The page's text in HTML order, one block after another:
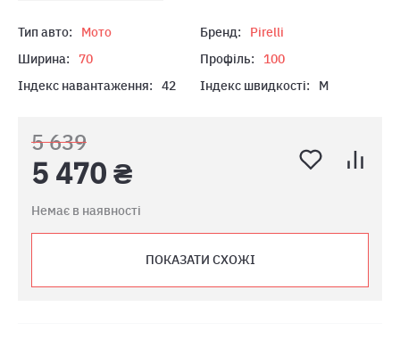
Тип авто: Мото Бренд:
Pirelli
Ширина:
70 Профіль:
100
Індекс навантаження:
42 Індекс швидкості: M
5 639
5 470 ₴
Немає в наявності
ПОКАЗАТИ СХОЖІ